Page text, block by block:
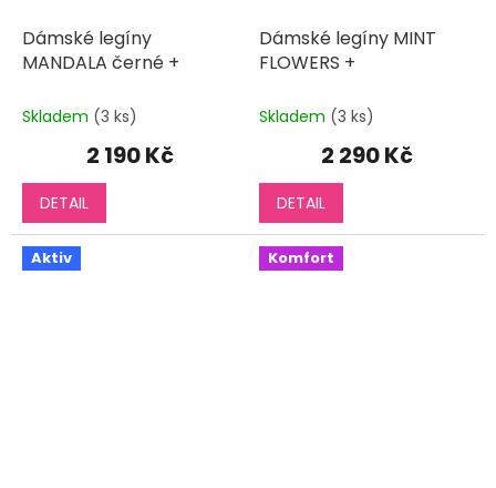
Dámské legíny
MANDALA černé +
Skladem (3 ks)
2 190 Kč
DETAIL
Dámské legíny MINT
FLOWERS +
Skladem (3 ks)
2 290 Kč
DETAIL
Aktiv Komfort